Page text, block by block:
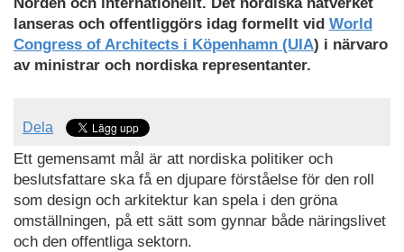
lanseras och offentliggörs idag formellt vid World
Congress of Architects i Köpenhamn (UIA) i närvaro
av ministrar och nordiska representanter.
Dela
Ett gemensamt mål är att nordiska politiker och
beslutsfattare ska få en djupare förståelse för den roll
som design och arkitektur kan spela i den gröna
omställningen, på ett sätt som gynnar både näringslivet
och den offentliga sektorn.